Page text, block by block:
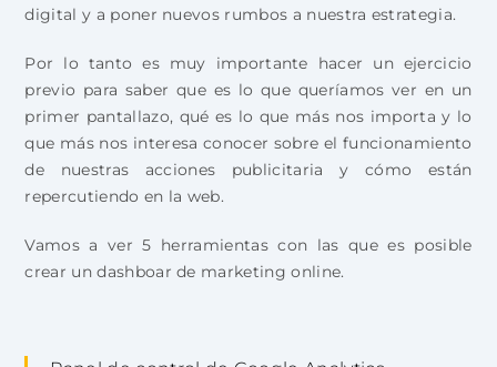
digital y a poner nuevos rumbos a nuestra estrategia.
Por lo tanto es muy importante hacer un ejercicio
previo para saber que es lo que queríamos ver en un
primer pantallazo, qué es lo que más nos importa y lo
que más nos interesa conocer sobre el funcionamiento
de nuestras acciones publicitaria y cómo están
repercutiendo en la web.
Vamos a ver 5 herramientas con las que es posible
crear un dashboar de marketing online.